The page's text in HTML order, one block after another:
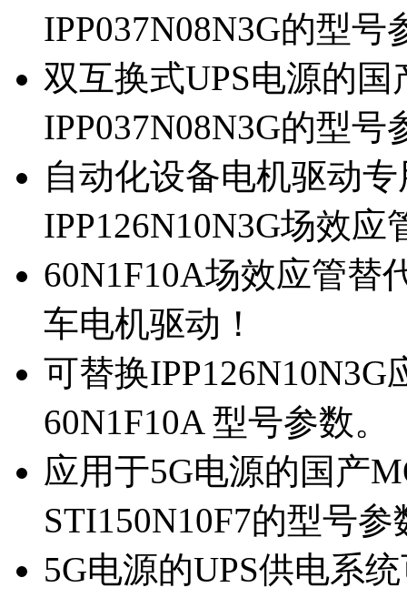
IPP037N08N3G的型号
双互换式UPS电源的
IPP037N08N3G的型号
自动化设备电机驱动
IPP126N10N3G场效应
60N1F10A场效应管替
车电机驱动！
可替换
60N1F10A 型号参数。
应用于5G电源的国产
STI150N10F7的型号参
5G电源的UPS供电系